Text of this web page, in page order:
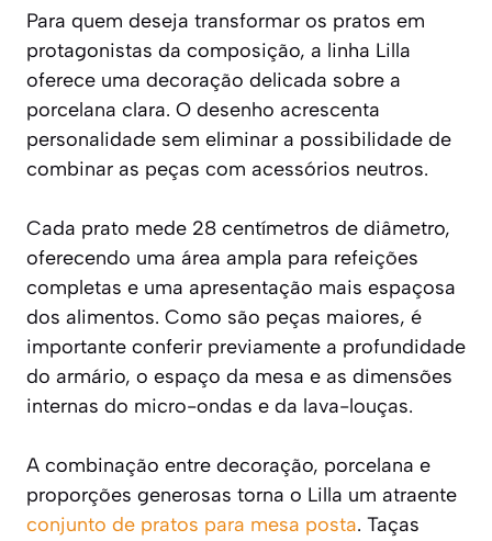
Para quem deseja transformar os pratos em
protagonistas da composição, a linha Lilla
oferece uma decoração delicada sobre a
porcelana clara. O desenho acrescenta
personalidade sem eliminar a possibilidade de
combinar as peças com acessórios neutros.
Cada prato mede 28 centímetros de diâmetro,
oferecendo uma área ampla para refeições
completas e uma apresentação mais espaçosa
dos alimentos. Como são peças maiores, é
importante conferir previamente a profundidade
do armário, o espaço da mesa e as dimensões
internas do micro-ondas e da lava-louças.
A combinação entre decoração, porcelana e
proporções generosas torna o Lilla um atraente
conjunto de pratos para mesa posta. Taças